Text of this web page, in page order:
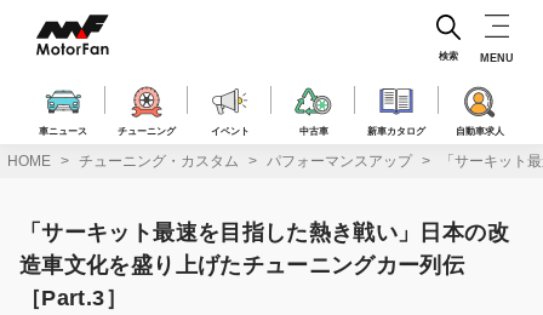
ス
車ニュース チューニング イベント 中古車 新車カタログ 自動車求人
検索 MENU
HOME チューニング・カスタム パフォーマンスアップ 「サーキット
「サーキット最速を目指した熱き戦い」日本の改
造車文化を盛り上げたチューニングカー列伝
［Part.3］